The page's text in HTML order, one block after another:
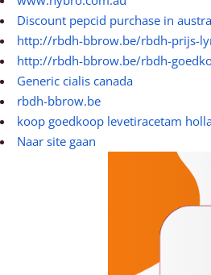
Discount pepcid purchase in
http://rbdh-bbrow.be/rbdh-prijs-
http://rbdh-bbrow.be/rbdh-
Generic cialis canada
rbdh-bbrow.be
koop goedkoop levetiracetam
Naar site gaan